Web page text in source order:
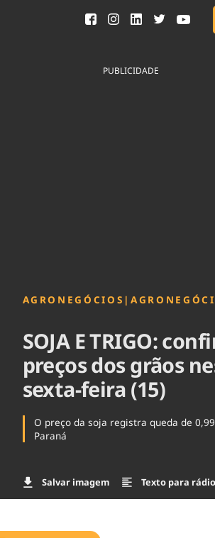
PUBLICIDADE
AGRONEGÓCIOS |
SOJA E TRIGO:
preços dos grãos
sexta-feira (15)
O preço da soja registra queda de
Paraná
Salvar imagem Texto para rádio